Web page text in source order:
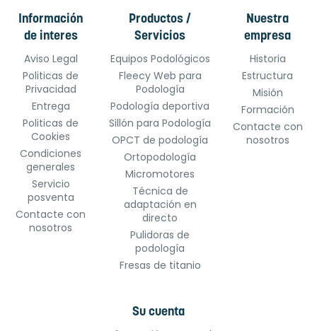
Información
de interes
Aviso Legal
Politicas de
Privacidad
Entrega
Politicas de
Cookies
Condiciones
generales
Servicio
posventa
Contacte con
nosotros
Productos /
Servicios
Equipos Podológicos
Fleecy Web para
Podología
Podología deportiva
Sillón para Podología
OPCT de podología
Ortopodología
Micromotores
Técnica de
adaptación en
directo
Pulidoras de
podología
Fresas de titanio
Nuestra
empresa
Historia
Estructura
Misión
Formación
Contacte con
nosotros
Su cuenta